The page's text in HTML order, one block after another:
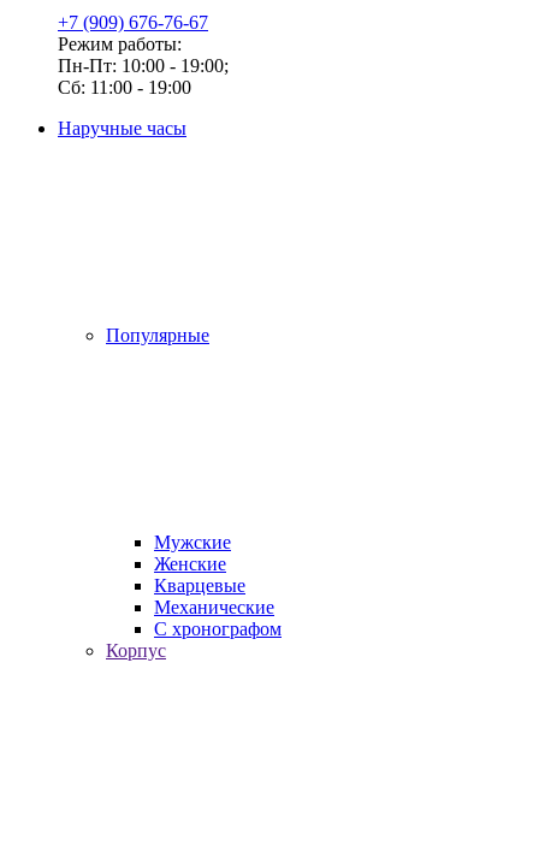
+7 (909) 676-76-67
Режим работы:
Пн-Пт: 10:00 - 19:00;
Сб: 11:00 - 19:00
Наручные часы
Популярные
Мужские
Женские
Кварцевые
Механические
С хронографом
Корпус